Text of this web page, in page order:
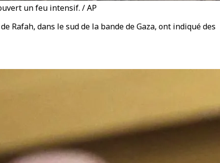
un feu intensif. / AP
dans le sud de la bande de Gaza, ont indiqué des